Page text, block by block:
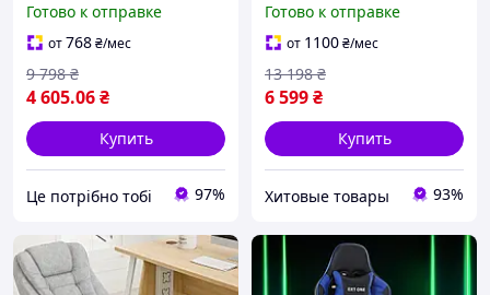
компьютерные кресла с
высокой спинкой для
гей|ШОК
Готово к отправке
от768₴/мес
4 605.06₴
9 798 ₴
Купить
Це потрібно тобі 97%
геймерские кресла с
высокой спинкой
Готово к отправке
от 1100₴/мес
6 599₴
13 198 ₴
Купить
Хитовые товары 93%